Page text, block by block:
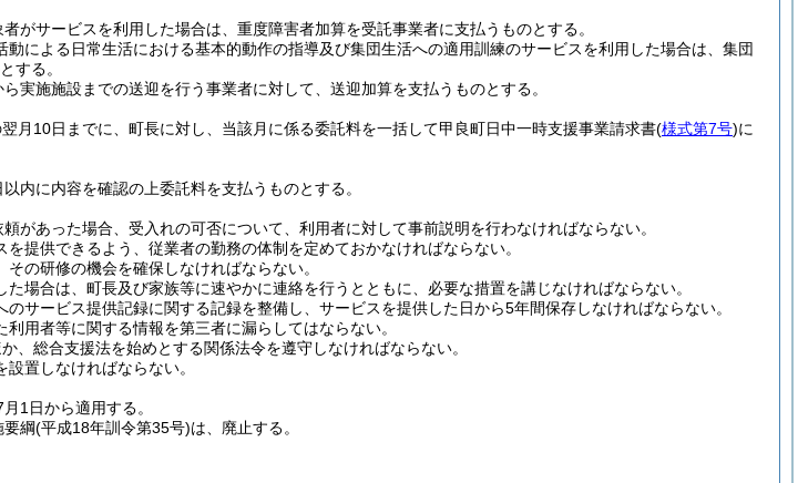
がサービスを利用した場合は、重度障害者加算を受託事業者に支払うものとする。
による日常生活における基本的動作の指導及び集団生活への適用訓練のサービスを利用した場合は、集団
する。
ら実施施設までの送迎を行う事業者に対して、送迎加算を支払うものとする。
月10日までに、町長に対し、当該月に係る委託料を一括して甲良町日中一時支援事業請求書(様式第7号)に
内に内容を確認の上委託料を支払うものとする。
があった場合、受入れの可否について、利用者に対して事前説明を行わなければならない。
提供できるよう、従業者の勤務の体制を定めておかなければならない。
の研修の機会を確保しなければならない。
場合は、町長及び家族等に速やかに連絡を行うとともに、必要な措置を講じなければならない。
サービス提供記録に関する記録を整備し、サービスを提供した日から5年間保存しなければならない。
用者等に関する情報を第三者に漏らしてはならない。
、総合支援法を始めとする関係法令を遵守しなければならない。
置しなければならない。
1日から適用する。
綱(平成18年訓令第35号)は、廃止する。